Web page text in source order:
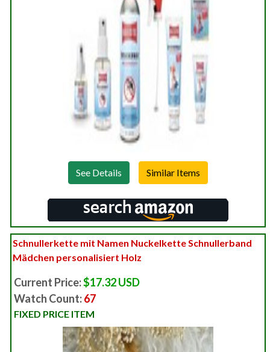
See Details
Schnullerkette mit Namen Nuckelkette Schnullerband
Mädchen personalisiert Holz
Current Price:$17.32 USD
Watch Count:67
FIXED PRICE ITEM